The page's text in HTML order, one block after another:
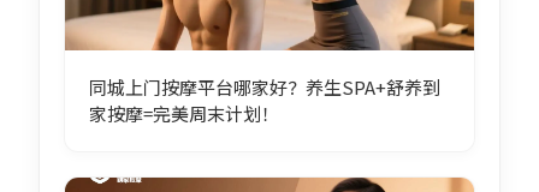
同城上门按摩平台哪家好？养生SPA+舒养到
家按摩=完美周末计划！